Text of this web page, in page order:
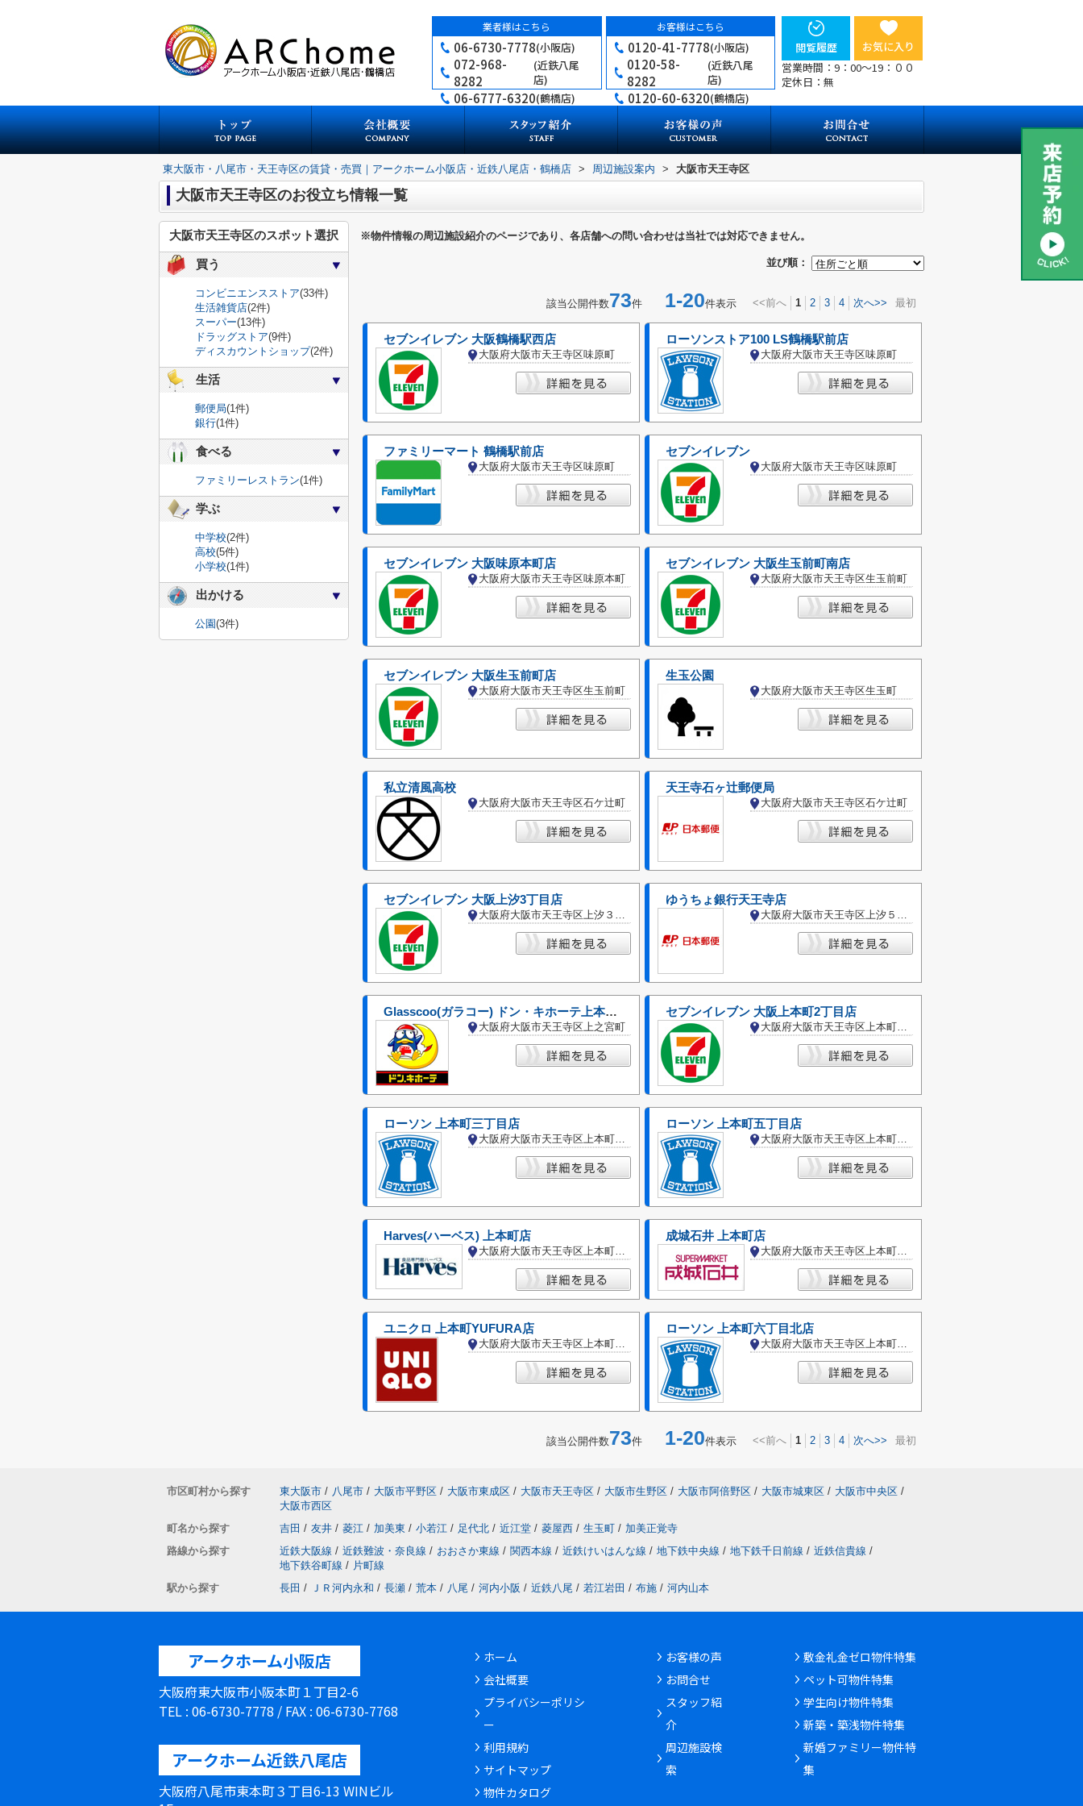
業者様はこちら
06-6730-7778(小阪店)
072-968-
8282
(近鉄八尾
店)
06-6777-6320(鶴橋店)
お客様はこちら
0120-41-7778(小阪店)
0120-58-
8282
(近鉄八尾
店)
0120-60-6320(鶴橋店)
閲覧履歴
お気に入り
営業時間：9：00～19：００
定休日：無
東大阪市・八尾市・天王寺区の賃貸・売買｜アークホーム小阪店・近鉄八尾店・鶴橋店 > 周辺施設案内 > 大阪市天王寺区
大阪市天王寺区のお役立ち情報一覧
※物件情報の周辺施設紹介のページであり、各店舗への問い合わせは当社では対応できません。
並び順：
該当公開件数73件 1-20件表示 <<前へ 1 2 3 4 次へ>> 最初
セブンイレブン 大阪鶴橋駅西店
大阪府大阪市天王寺区味原町
ローソンストア100 LS鶴橋駅前店
大阪府大阪市天王寺区味原町
ファミリーマート 鶴橋駅前店
大阪府大阪市天王寺区味原町
セブンイレブン
大阪府大阪市天王寺区味原町
セブンイレブン 大阪味原本町店
大阪府大阪市天王寺区味原本町
セブンイレブン 大阪生玉前町南店
大阪府大阪市天王寺区生玉前町
セブンイレブン 大阪生玉前町店
大阪府大阪市天王寺区生玉前町
生玉公園
大阪府大阪市天王寺区生玉町
私立清風高校
大阪府大阪市天王寺区石ケ辻町
天王寺石ヶ辻郵便局
大阪府大阪市天王寺区石ケ辻町
セブンイレブン 大阪上汐3丁目店
大阪府大阪市天王寺区上汐３丁目
ゆうちょ銀行天王寺店
大阪府大阪市天王寺区上汐５丁目
Glasscoo(ガラコー) ドン・キホーテ上本町店
大阪府大阪市天王寺区上之宮町
セブンイレブン 大阪上本町2丁目店
大阪府大阪市天王寺区上本町２丁目
ローソン 上本町三丁目店
大阪府大阪市天王寺区上本町３丁目
ローソン 上本町五丁目店
大阪府大阪市天王寺区上本町５丁目
Harves(ハーベス) 上本町店
大阪府大阪市天王寺区上本町６丁目
成城石井 上本町店
大阪府大阪市天王寺区上本町６丁目
ユニクロ 上本町YUFURA店
大阪府大阪市天王寺区上本町６丁目
ローソン 上本町六丁目北店
大阪府大阪市天王寺区上本町６丁目
該当公開件数73件 1-20件表示 <<前へ 1 2 3 4 次へ>> 最初
大阪市天王寺区のスポット選択
買う
コンビニエンスストア(33件)
生活雑貨店(2件)
スーパー(13件)
ドラッグストア(9件)
ディスカウントショップ(2件)
生活
郵便局(1件)
銀行(1件)
食べる
ファミリーレストラン(1件)
学ぶ
中学校(2件)
高校(5件)
小学校(1件)
出かける
公園(3件)
市区町村から探す 東大阪市 / 八尾市 / 大阪市平野区 / 大阪市東成区 / 大阪市天王寺区 / 大阪市生野区 / 大阪市阿倍野区 / 大阪市城東区 / 大阪市中央区 /
大阪市西区
町名から探す
吉田 / 友井 / 菱江 / 加美東 / 小若江 / 足代北 / 近江堂 / 菱屋西 / 生玉町 / 加美正覚寺
路線から探す
近鉄大阪線 / 近鉄難波・奈良線 / おおさか東線 / 関西本線 / 近鉄けいはんな線 / 地下鉄中央線 / 地下鉄千日前線 / 近鉄信貴線 /
地下鉄谷町線 / 片町線
駅から探す
長田 / ＪＲ河内永和 / 長瀬 / 荒本 / 八尾 / 河内小阪 / 近鉄八尾 / 若江岩田 / 布施 / 河内山本
アークホーム小阪店
大阪府東大阪市小阪本町１丁目2-6
TEL : 06-6730-7778 / FAX : 06-6730-7768
アークホーム近鉄八尾店
大阪府八尾市東本町３丁目6-13 WINビル
ホーム
会社概要
プライバシーポリシ
ー
利用規約
サイトマップ
物件カタログ
お客様の声
お問合せ
スタッフ紹
介
周辺施設検
索
敷金礼金ゼロ物件特集
ペット可物件特集
学生向け物件特集
新築・築浅物件特集
新婚ファミリー物件特
集